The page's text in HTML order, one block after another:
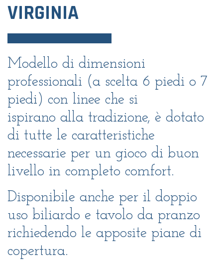
VIRGINIA
Modello di dimensioni
professionali (a scelta 6 piedi o 7
piedi) con linee che si
ispirano alla tradizione, è dotato
di tutte le caratteristiche
necessarie per un gioco di buon
livello in completo comfort.
Disponibile anche per il doppio
uso biliardo e tavolo da pranzo
richiedendo le apposite piane di
copertura.